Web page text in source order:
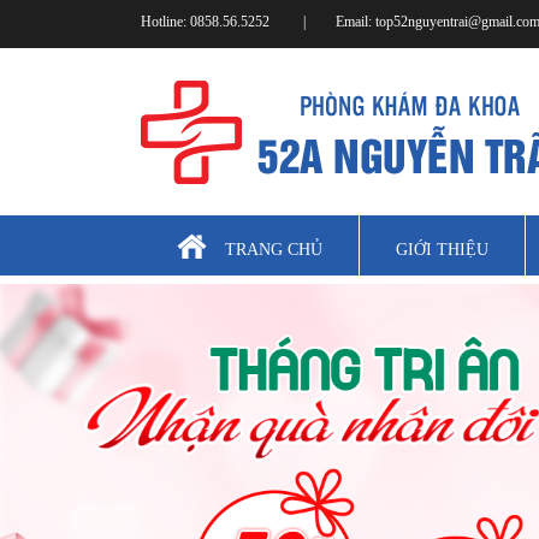
Hotline: 0858.56.5252 Email: top52nguyentrai@gmail.com
TRANG CHỦ GIỚI THIỆU